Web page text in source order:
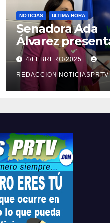
NOTICIAS ULTIMA HORA
Senadora Ada
Álvarez
medidas ante la
violencia en el
noviazgo
4/FEBRERO/2025
REDACCION NOTICIASPRTV